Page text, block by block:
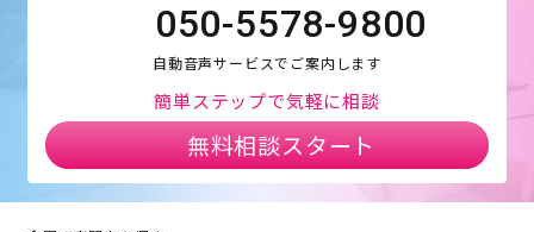
050-5578-9800
自動音声サービスでご案内します
簡単ステップで気軽に相談
無料相談スタート